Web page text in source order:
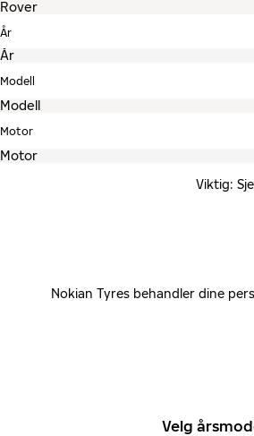
År
Modell
Motor
Viktig:
Nokian Tyres behandler dine
Velg